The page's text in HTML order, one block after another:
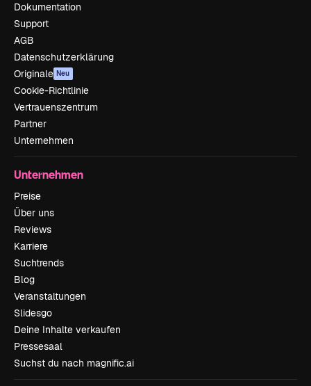
Dokumentation
Support
AGB
Datenschutzerklärung
Originale Neu
Cookie-Richtlinie
Vertrauenszentrum
Partner
Unternehmen
Unternehmen
Preise
Über uns
Reviews
Karriere
Suchtrends
Blog
Veranstaltungen
Slidesgo
Deine Inhalte verkaufen
Pressesaal
Suchst du nach magnific.ai